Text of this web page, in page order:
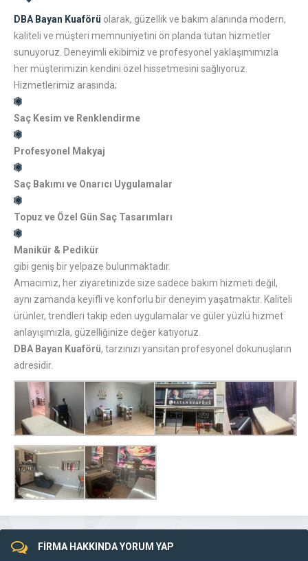
DBA Bayan Kuaförü olarak, güzellik ve bakım alanında modern,
kaliteli ve müşteri memnuniyetini ön planda tutan hizmetler
sunuyoruz. Deneyimli ekibimiz ve profesyonel yaklaşımımızla
her müşterimizin kendini özel hissetmesini sağlıyoruz.
Hizmetlerimiz arasında;
Saç Kesim ve Renklendirme
Profesyonel Makyaj
Saç Bakımı ve Onarıcı Uygulamalar
Topuz ve Özel Gün Saç Tasarımları
Manikür & Pedikür
gibi geniş bir yelpaze bulunmaktadır.
Amacımız, her ziyaretinizde size sadece bakım hizmeti değil,
aynı zamanda keyifli ve konforlu bir deneyim yaşatmaktır. Kaliteli
ürünler, trendleri takip eden uygulamalar ve güler yüzlü hizmet
anlayışımızla, güzelliğinize değer katıyoruz.
DBA Bayan Kuaförü, tarzınızı yansıtan profesyonel dokunuşların
adresidir.
FİRMA HAKKINDA YORUM YAP